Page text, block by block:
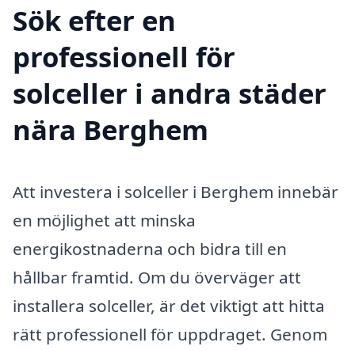
Sök efter en
professionell för
solceller i andra städer
nära Berghem
Att investera i solceller i Berghem innebär
en möjlighet att minska
energikostnaderna och bidra till en
hållbar framtid. Om du överväger att
installera solceller, är det viktigt att hitta
rätt professionell för uppdraget. Genom